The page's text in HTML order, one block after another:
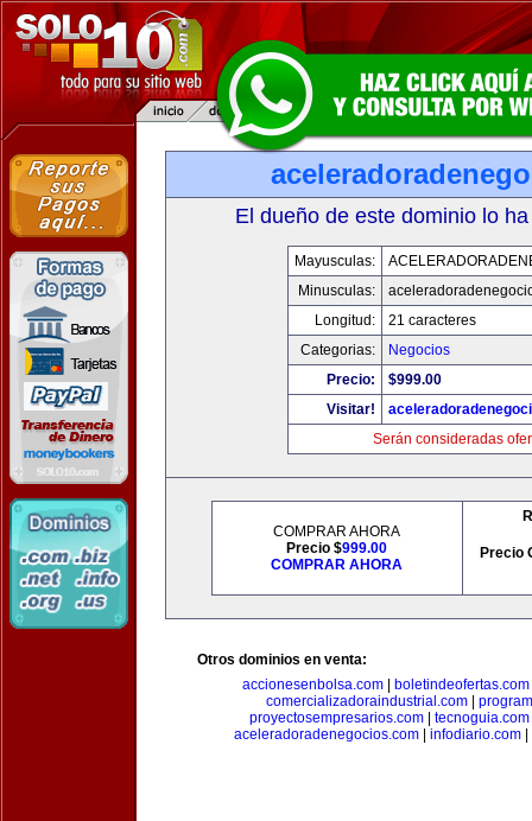
El dueño de este dominio lo
Mayusculas:
Minusculas:
Longitud:
21 caracteres
Categorias:
Negocios
Precio:
$999.00
Visitar!
Serán consideradas
COMPRAR AHORA
Precio $999.00
COMPRAR AHORA
Precio
Otros dominios en venta:
accionesenbolsa.com
boletindeofertas.com
comercializadoraindustrial.com
proyectosempresarios.com
tecnoguia.com
aceleradoradenegocios.com| infodiario.com|